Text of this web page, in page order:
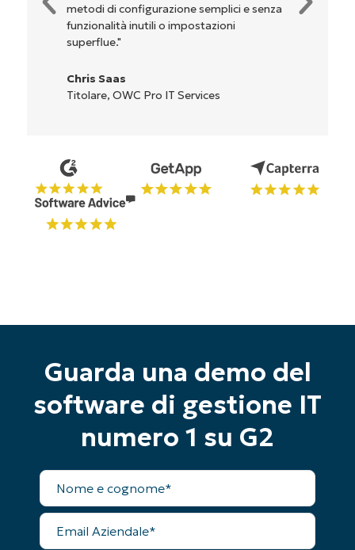
sono indicati chiaramente e sono intuitivi, e
l'interfaccia è davvero facile da usare."
Reiffenberger.NET Technology Solutions
Guarda una demo del
software di gestione IT
numero 1 su G2
Nome
completo
Email
Aziendale
Inizia la tua prova di 14 giorni
Nessuna carta di credito richiesta, accesso
completo a tutte le funzionalità